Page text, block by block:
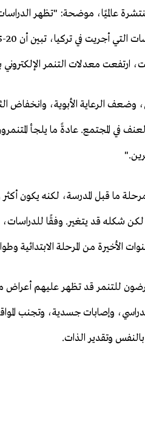
عالميًا، موضحة: "تظهر
الرعاية الأبوية، وانخفاض
في المجتمع. عادةً ما يلجأ
ما قبل المدرسة، لكنه يكون أكثر
لكن شكله قد يتغير. وفقًا للدراسات،
للتنمر قد تظهر عليهم أعراض
وإصابات جسدية، وتجنب
وتقدير الذات.